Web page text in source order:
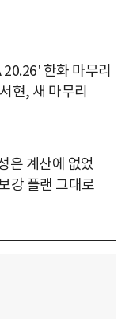
한화 마무리
현, 새 마무리
은 계산에 없었
강 플랜 그대로